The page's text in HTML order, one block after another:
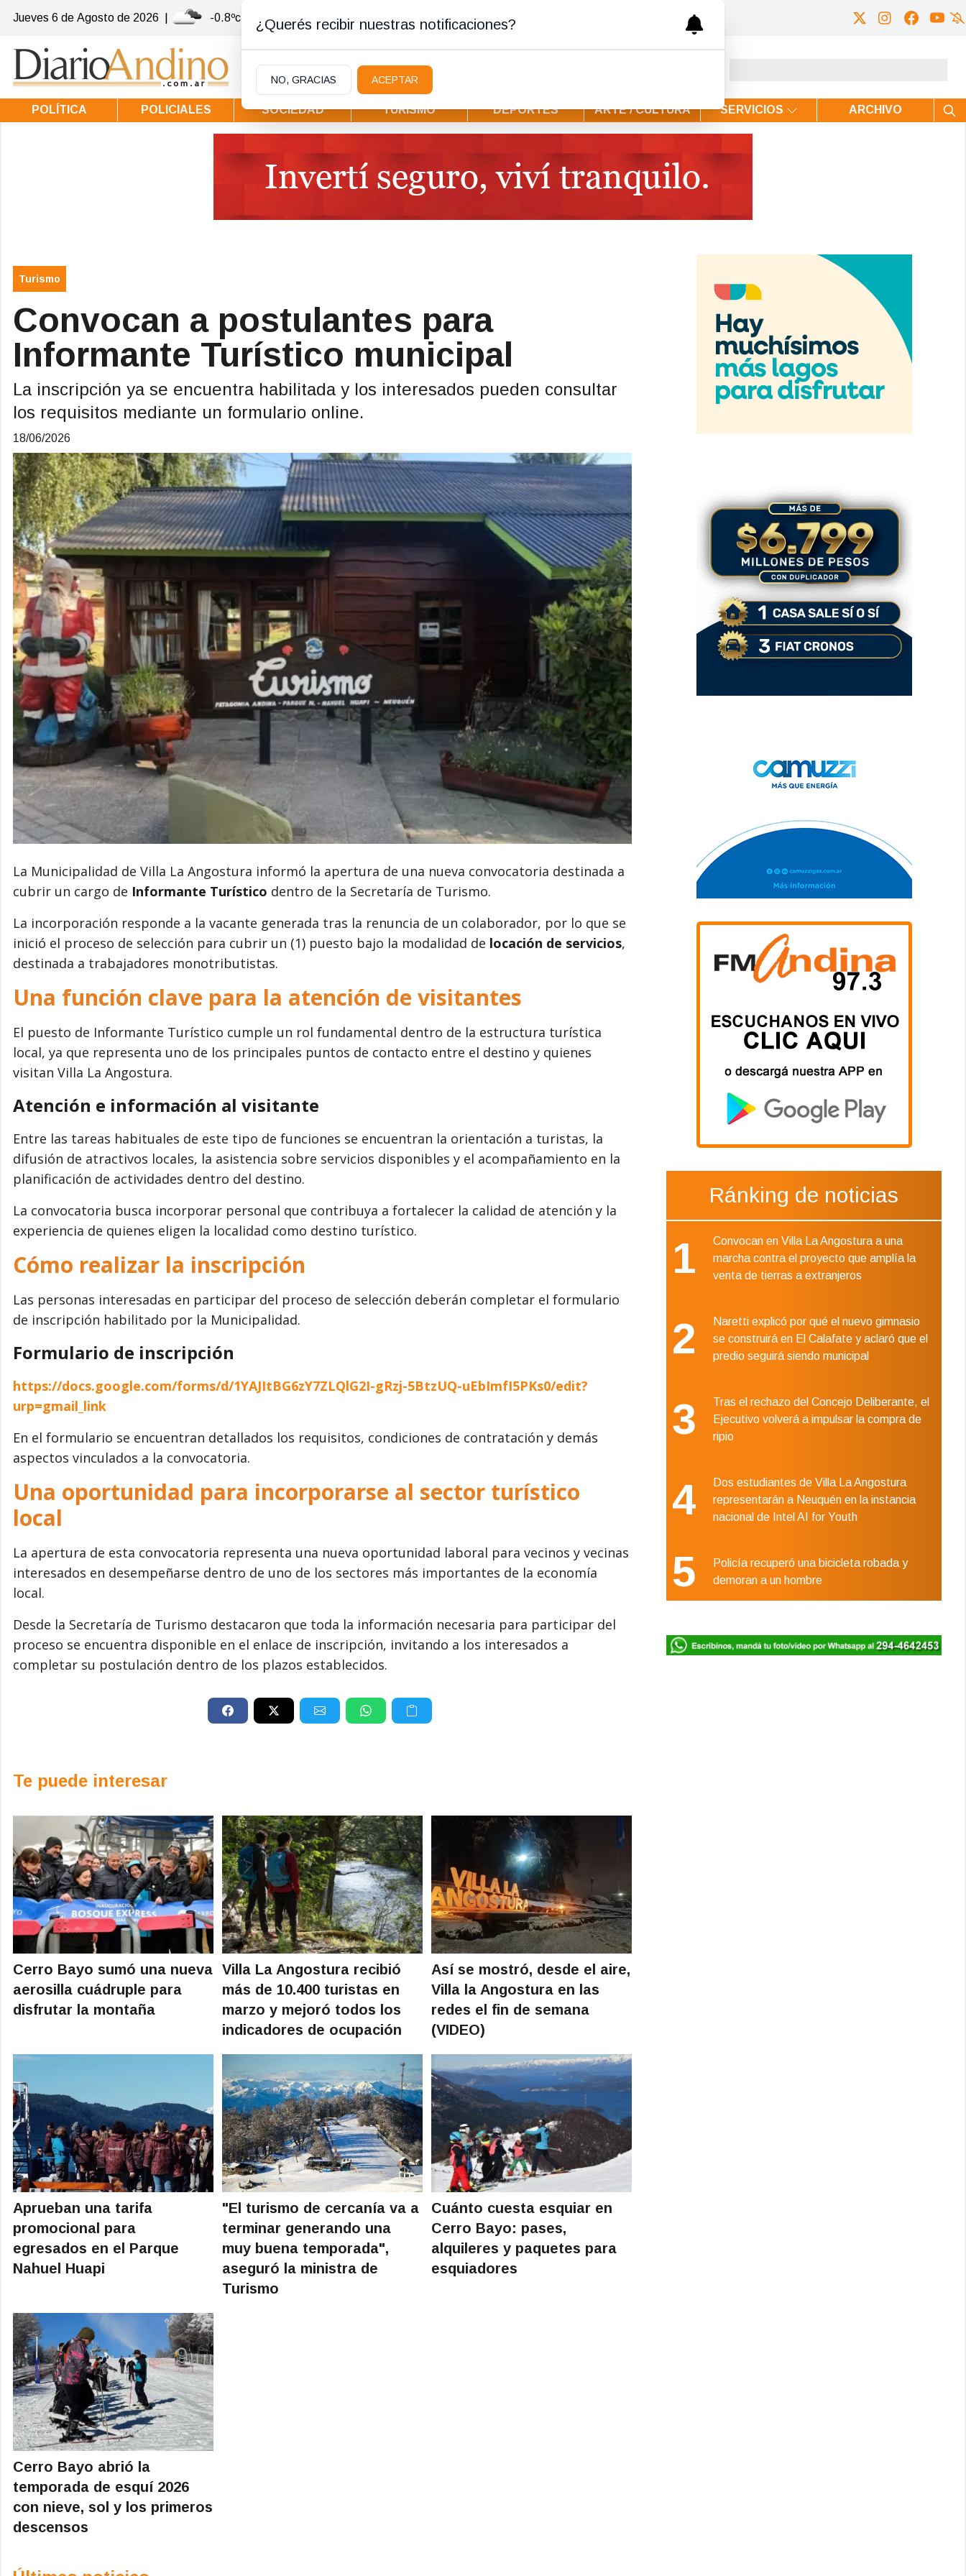
Jueves 6 de Agosto de 2026 -0.8ºc | Villa la Angostura
POLÍTICA POLICIALES SOCIEDAD TURISMO DEPORTES ARTE / CULTURA SERVICIOS ARCHIVO
Turismo
Convocan a postulantes para
Informante Turístico municipal
La inscripción ya se encuentra habilitada y los interesados pueden consultar
los requisitos mediante un formulario online.
18/06/2026
La Municipalidad de Villa La Angostura informó la apertura de una nueva convocatoria destinada a
cubrir un cargo de Informante Turístico dentro de la Secretaría de Turismo.
La incorporación responde a la vacante generada tras la renuncia de un colaborador, por lo que se
inició el proceso de selección para cubrir un (1) puesto bajo la modalidad de locación de servicios,
destinada a trabajadores monotributistas.
Una función clave para la atención de visitantes
El puesto de Informante Turístico cumple un rol fundamental dentro de la estructura turística
local, ya que representa uno de los principales puntos de contacto entre el destino y quienes
visitan Villa La Angostura.
Atención e información al visitante
Entre las tareas habituales de este tipo de funciones se encuentran la orientación a turistas, la
difusión de atractivos locales, la asistencia sobre servicios disponibles y el acompañamiento en la
planificación de actividades dentro del destino.
La convocatoria busca incorporar personal que contribuya a fortalecer la calidad de atención y la
experiencia de quienes eligen la localidad como destino turístico.
Cómo realizar la inscripción
Las personas interesadas en participar del proceso de selección deberán completar el formulario
de inscripción habilitado por la Municipalidad.
Formulario de inscripción
https://docs.google.com/forms/d/1YAJItBG6zY7ZLQlG2I-gRzj-5BtzUQ-uEbImfI5PKs0/edit?
urp=gmail_link
En el formulario se encuentran detallados los requisitos, condiciones de contratación y demás
aspectos vinculados a la convocatoria.
Una oportunidad para incorporarse al sector turístico
local
La apertura de esta convocatoria representa una nueva oportunidad laboral para vecinos y vecinas
interesados en desempeñarse dentro de uno de los sectores más importantes de la economía
local.
Desde la Secretaría de Turismo destacaron que toda la información necesaria para participar del
proceso se encuentra disponible en el enlace de inscripción, invitando a los interesados a
completar su postulación dentro de los plazos establecidos.
Te puede interesar
Cerro Bayo sumó una nueva
aerosilla cuádruple para
disfrutar la montaña
Villa La Angostura recibió
más de 10.400 turistas en
marzo y mejoró todos los
indicadores de ocupación
Así se mostró, desde el aire,
Villa la Angostura en las
redes el fin de semana
(VIDEO)
Aprueban una tarifa
promocional para
egresados en el Parque
Nahuel Huapi
"El turismo de cercanía va a
terminar generando una
muy buena temporada",
aseguró la ministra de
Turismo
Cuánto cuesta esquiar en
Cerro Bayo: pases,
alquileres y paquetes para
esquiadores
Cerro Bayo abrió la
temporada de esquí 2026
con nieve, sol y los primeros
descensos
Ránking de noticias
1
Convocan en Villa La Angostura a una
marcha contra el proyecto que amplía la
venta de tierras a extranjeros
2
Naretti explicó por qué el nuevo gimnasio
se construirá en El Calafate y aclaró que el
predio seguirá siendo municipal
3
Tras el rechazo del Concejo Deliberante, el
Ejecutivo volverá a impulsar la compra de
ripio
4
Dos estudiantes de Villa La Angostura
representarán a Neuquén en la instancia
nacional de Intel AI for Youth
5
Policía recuperó una bicicleta robada y
demoran a un hombre
¿Querés recibir nuestras notificaciones?
NO, GRACIAS ACEPTAR